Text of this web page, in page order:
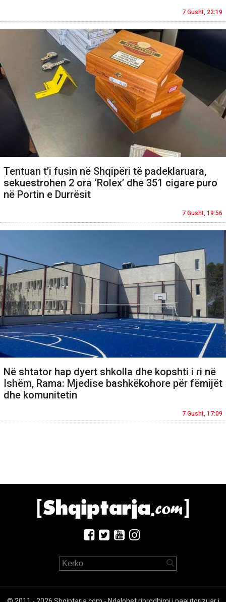
7 Gusht, 22:19
Tentuan t’i fusin në Shqipëri të padeklaruara,
sekuestrohen 2 ora ‘Rolex’ dhe 351 cigare puro
në Portin e Durrësit
7 Gusht, 19:56
Në shtator hap dyert shkolla dhe kopshti i ri në
Ishëm, Rama: Mjedise bashkëkohore për fëmijët
dhe komunitetin
7 Gusht, 17:09